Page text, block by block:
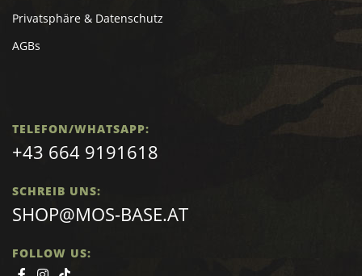
Privatsphäre & Datenschutz
AGBs
TELEFON/WHATSAPP:
+43 664 9191618
SCHREIB UNS:
SHOP@MOS-BASE.AT
FOLLOW US: